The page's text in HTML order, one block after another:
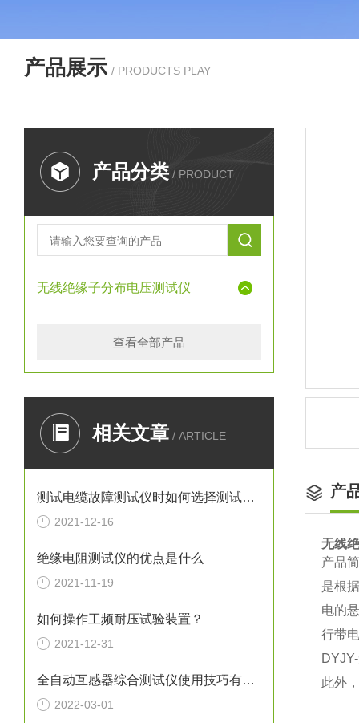
产品展示 / PRODUCTS PLAY
产品分类 / PRODUCT
无线绝缘子分布电压测试仪
查看全部产品
相关文章 / ARTICLE
测试电缆故障测试仪时如何选择测试方式？
2021-12-16
绝缘电阻测试仪的优点是什么
2021-11-19
如何操作工频耐压试验装置？
2021-12-31
全自动互感器综合测试仪使用技巧有那些
2022-03-01
产
无线
产品
是根
电的
行带
DYJY-
此外